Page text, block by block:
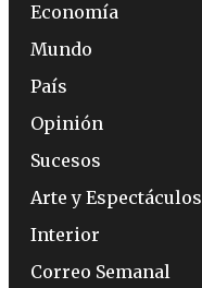
Economía
Mundo
País
Opinión
Sucesos
Arte y Espectáculos
Interior
Correo Semanal